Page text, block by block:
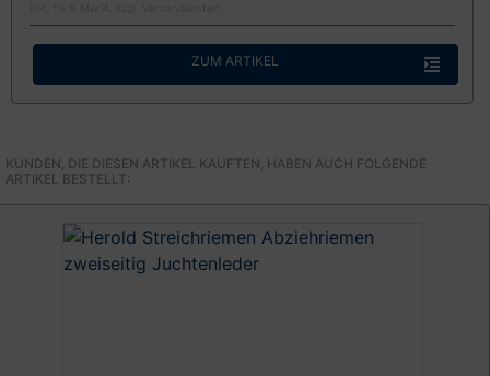
ZUM ARTIKEL
KUNDEN, DIE DIESEN ARTIKEL KAUFTEN, HABEN AUCH FOLGENDE
ARTIKEL BESTELLT: